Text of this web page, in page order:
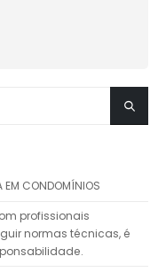
EM CONDOMÍNIOS
profissionais
normas técnicas, é